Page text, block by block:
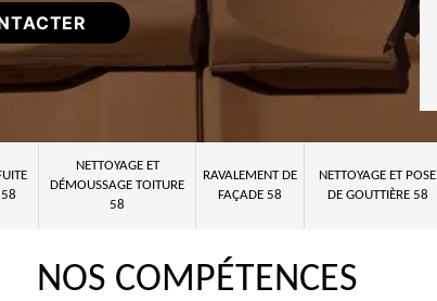
58
NETTOYAGE ET
DÉMOUSSAGE TOITURE
58
RAVALEMENT DE
FAÇADE 58
NETTOYAGE ET POSE
DE GOUTTIÈRE 58
NOS COMPÉTENCES